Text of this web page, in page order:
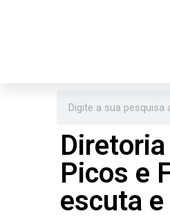
Picos e
escuta